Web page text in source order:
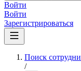
Войти
Войти
Зарегистрироваться
Поиск
/